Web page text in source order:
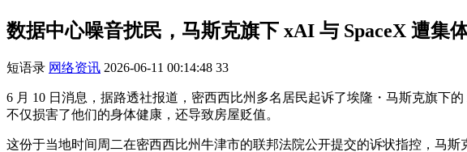
数据中心噪音扰民，马斯克旗下 xAI 与 SpaceX 遭集
短语录 网络资讯 2026-06-11 00:14:48 33
6 月 10 日消息，据路透社报道，密西西比州多名居民起诉了埃隆・马斯克旗下
不仅损害了他们的身体健康，还导致房屋贬值。
这份于当地时间周二在密西西比州牛津市的联邦法院公开提交的诉状指控，马